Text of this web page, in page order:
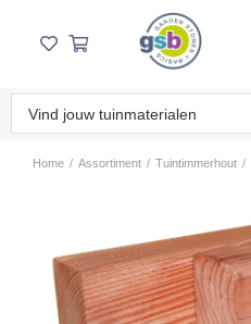
Home / Assortiment / Tuintimmerhout /